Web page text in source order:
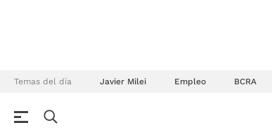
Temas del día Javier Milei Empleo BCRA